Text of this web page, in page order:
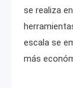
se realiza
escala se
más